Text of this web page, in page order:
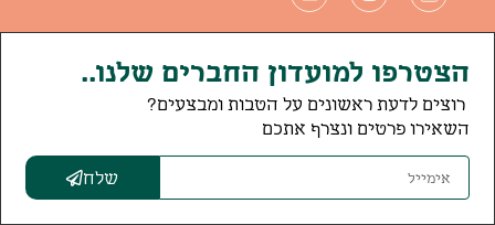
הצטרפו למועדון החברים שלנו..
רוצים לדעת ראשונים על הטבות ומבצעים?
השאירו פרטים ונצרף אתכם
שלח